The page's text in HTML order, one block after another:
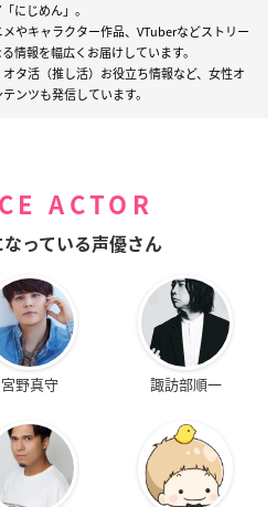
にじめん」。
やキャラクター作品、VTuberなどストリー
情報を幅広くお届けしています。
タ活（推し活）お役立ち情報など、女性オ
ンツも発信しています。
ACTOR
っている声優さん
宮野真守 諏訪部順一